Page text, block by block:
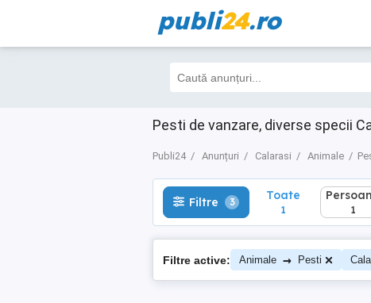
publi24.ro
Pesti de vanzare, diverse specii
Publi24 Anunțuri Calarasi Animale
Filtre 3 Toate
1
Filtre 3 Toate
1 1
Filtre active: Animale → Pesti